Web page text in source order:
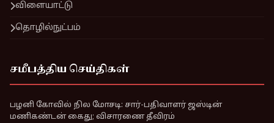
விளையாட்டு
தொழில்நுட்பம்
சமீபத்திய செய்திகள்
பழனி கோவில் நில மோசடி: சார்-பதிவாளர் ஜஸ்டின்
மணிகண்டன் கைது; விசாரணை தீவிரம்